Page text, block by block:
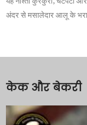
अंदर से मसालेदार आलू के
केक और बेकरी